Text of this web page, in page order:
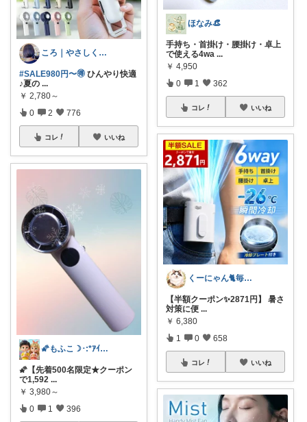
ころ｜やさしく整う暮らしの道具🌿
#SALE980円〜🉐 ひんやり快適
♪夏の ...
￥ 2,780～
0 2 776
コレ いいね
🌠もふこ☽･:*ｱｲｺﾝ変更しました♪
🌠【先着500名限定★クーポン
で1,592 ...
￥ 3,980～
0 1 396
ほなみ👒
手持ち・首掛け・腰掛け・卓上
で使える4wa ...
￥ 4,950
0 1 362
コレ いいね
くーにゃん🐈️毎日感謝😊🙏
【半額クーポン✨2871円】 暑さ
対策に便 ...
￥ 6,380
1 0 658
コレ いいね